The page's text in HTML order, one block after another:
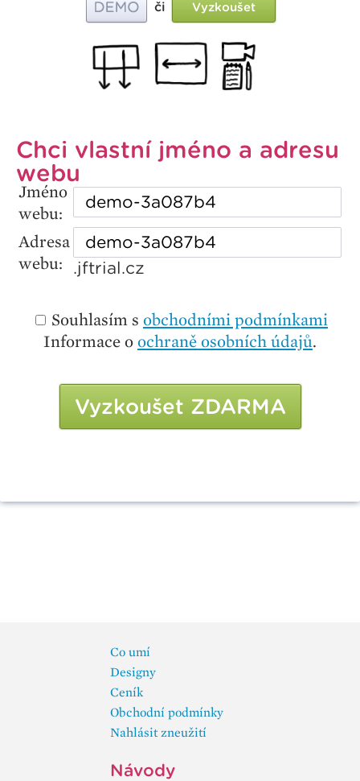
Vyzkoušet
či
Chci vlastní jméno a adresu
webu
Jméno
webu:
Adresa
webu: .jftrial.cz
Souhlasím s obchodními podmínkami
Informace o ochraně osobních údajů.
Co umí
Designy
Ceník
Obchodní podmínky
Nahlásit zneužití
Návody